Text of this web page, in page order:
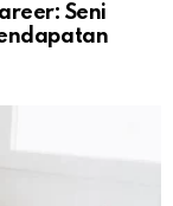
Seni